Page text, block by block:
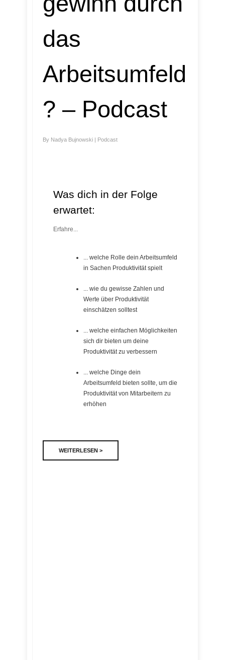
das
Arbeitsumfeld
? – Podcast
By Nadya Bujnowski | Podcast
Was dich in der Folge
erwartet:
Erfahre...
... welche Rolle dein Arbeitsumfeld
in Sachen Produktivität spielt
... wie du gewisse Zahlen und
Werte über Produktivität
einschätzen solltest
... welche einfachen Möglichkeiten
sich dir bieten um deine
Produktivität zu verbessern
... welche Dinge dein
Arbeitsumfeld bieten sollte, um die
Produktivität von Mitarbeitern zu
erhöhen
WEITERLESEN >